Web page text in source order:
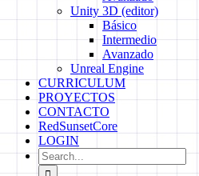
Unity 3D (editor)
Básico
Intermedio
Avanzado
Unreal Engine
CURRICULUM
PROYECTOS
CONTACTO
RedSunsetCore
LOGIN
Search
for: